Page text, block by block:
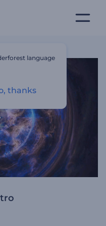
language
thanks